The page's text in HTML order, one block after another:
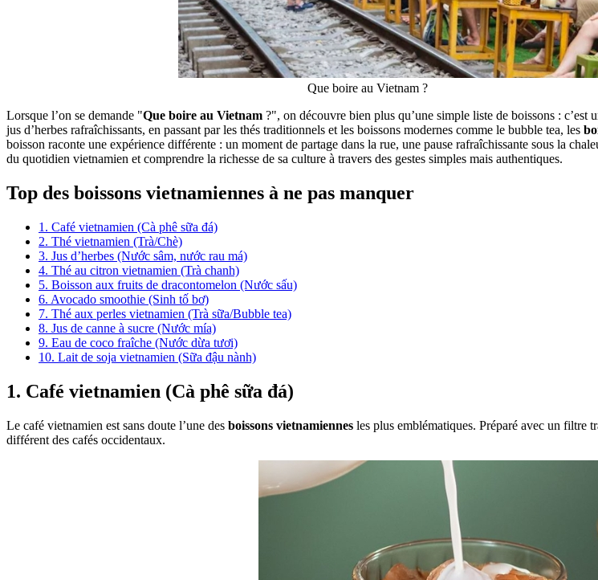
Que boire au Vietnam ?
Lorsque l’on se demande "Que boire au Vietnam ?", on découvre bien plus qu’une simple liste de boissons :
jus d’herbes rafraîchissants, en passant par les thés traditionnels et les boissons modernes comme le bubble tea, les
boisson raconte une expérience différente : un moment de partage dans la rue, une pause rafraîchissante sous la
du quotidien vietnamien et comprendre la richesse de sa culture à travers des gestes simples mais authentiques.
Top des boissons vietnamiennes à ne pas manquer
1. Café vietnamien (Cà phê sữa đá)
2. Thé vietnamien (Trà/Chè)
3. Jus d’herbes (Nước sâm, nước rau má)
4. Thé au citron vietnamien (Trà chanh)
5. Boisson aux fruits de dracontomelon (Nước sấu)
6. Avocado smoothie (Sinh tố bơ)
7. Thé aux perles vietnamien (Trà sữa/Bubble tea)
8. Jus de canne à sucre (Nước mía)
9. Eau de coco fraîche (Nước dừa tươi)
10. Lait de soja vietnamien (Sữa đậu nành)
1. Café vietnamien (Cà phê sữa đá)
Le café vietnamien est sans doute l’une des boissons vietnamiennes les plus emblématiques. Préparé avec un filtre
différent des cafés occidentaux.